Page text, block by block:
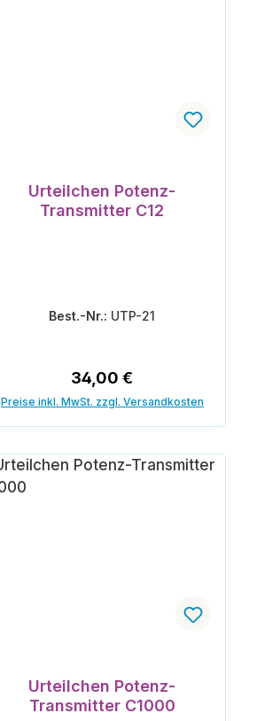
Urteilchen Potenz-
Transmitter C12
Best.-Nr.: UTP-21
Regulärer Preis:
34,00 €
Preise inkl. MwSt. zzgl. Versandkosten
Urteilchen Potenz-
Transmitter C1000